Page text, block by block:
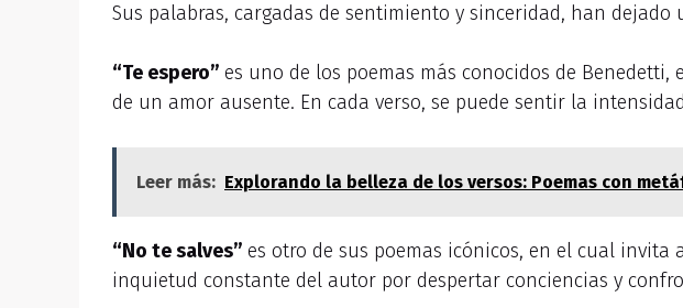
Sus palabras, cargadas de sentimiento y sinceridad, han
“Te espero” es uno de los poemas más conocidos de
de un amor ausente. En cada verso, se puede sentir la
Leer más: Explorando la belleza de los versos: Poemas con
“No te salves” es otro de sus poemas icónicos, en el cual
inquietud constante del autor por despertar conciencias y